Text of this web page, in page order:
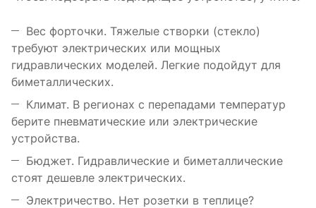
Вес форточки. Тяжелые створки (стекло)
требуют электрических или мощных
гидравлических моделей. Легкие подойдут для
биметаллических.
Климат. В регионах с перепадами температур
берите пневматические или электрические
устройства.
Бюджет. Гидравлические и биметаллические
стоят дешевле электрических.
Электричество. Нет розетки в теплице?